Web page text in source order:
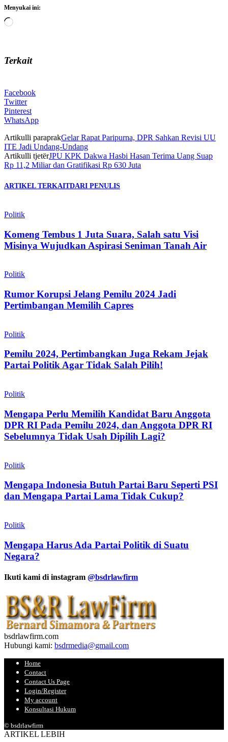
Menyukai ini:
Memuat...
Terkait
Facebook
Twitter
Pinterest
WhatsApp
Artikulli paraprakGelar Rapat Paripurna, DPR Sahkan Revisi UU
ITE Jadi Undang-Undang
Artikulli tjetërJPU KPK Dakwa Hasbi Hasan Terima Uang Suap
Rp 11,2 Miliar dan Gratifikasi Rp 630 Juta
ARTIKEL TERKAITDARI PENULIS
Politik
Komeng Tembus 1 Juta Suara, Salah satu Visi
Misinya Wujudkan Aspirasi Seniman Tanah Air
Politik
Rumor Korupsi Jelang Pemilu 2024 Jadi
Pertimbangan Memilih Capres
Politik
Pemilu 2024, Pertimbangkan Juga Rekam Jejak
Partai Politik Agar Tidak Salah Pilih!
Politik
Mengapa Perlu Memilih Kandidat Baru Anggota
DPR RI Pada Pemilu 2024, dan Anggota DPR RI
Sebelumnya Tidak Usah Dipilih Lagi?
Politik
Mengapa Indonesia Butuh Partai Baru Seperti PSI
dan Mengapa Partai Lama Tidak Cukup?
Politik
Mengapa Harus Ada Partai Politik di Suatu
Negara?
Ikuti kami di instagram @bsdrlawfirm
bsdrlawfirm.com
Hubungi kami: bsdrmedia@gmail.com
Home
Contact
Contact Us Page
Login/Register
My account
Konsultasi Hukum
© bsdrlawfirm
ARTIKEL LEBIH